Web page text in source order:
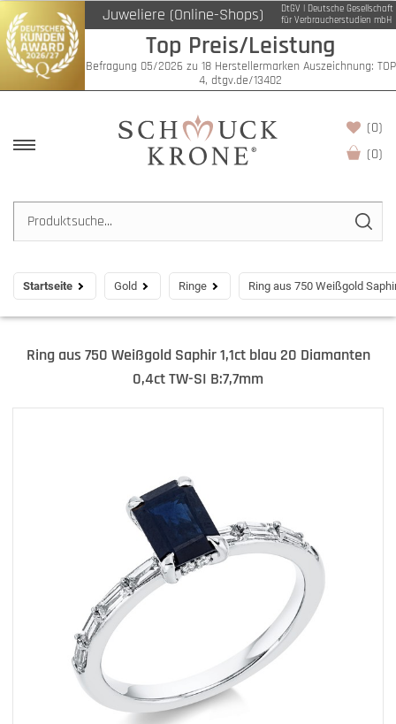
Juweliere (Online-Shops)
DtGV | Deutsche Gesellschaft
für Verbraucherstudien mbH
Top Preis/Leistung
Befragung 05/2026 zu 18 Herstellermarken Auszeichnung: TOP
4, dtgv.de/13402
(0)
(0)
Startseite Gold Ringe Ring aus 750 Weißgold
Ring aus 750 Weißgold Saphir 1,1ct blau 20 Diamanten
0,4ct TW-SI B:7,7mm